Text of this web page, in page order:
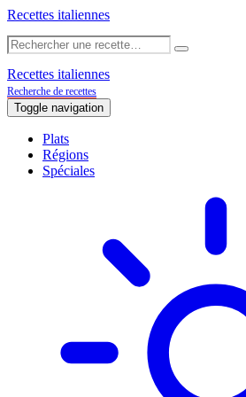
Recettes italiennes
Recettes italiennes
Recherche de recettes
Toggle navigation
Plats
Régions
Spéciales